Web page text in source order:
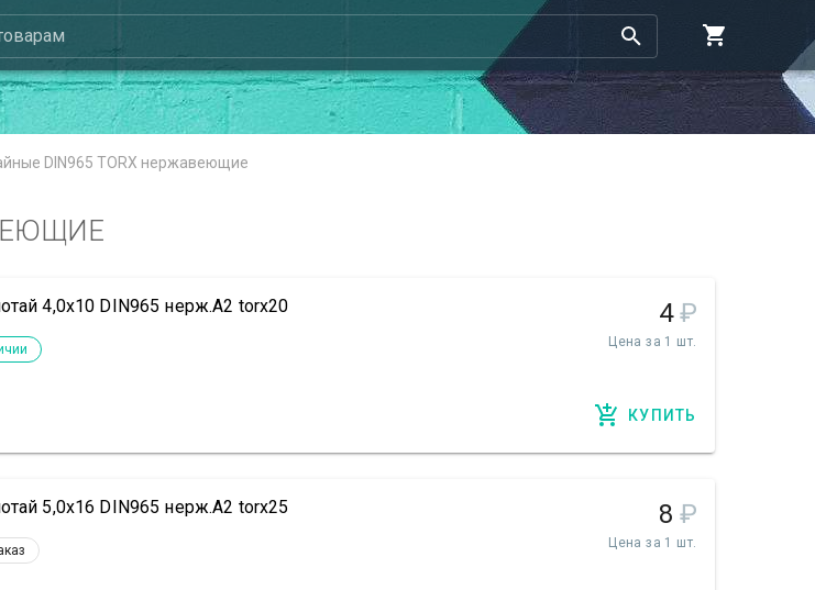
DIN965 TORX нержавеющие
4,0х10 DIN965 нерж.А2 torx20 4 ₽
Цена за 1 шт.
КУПИТЬ
5,0х16 DIN965 нерж.А2 torx25 8 ₽
Цена за 1 шт.